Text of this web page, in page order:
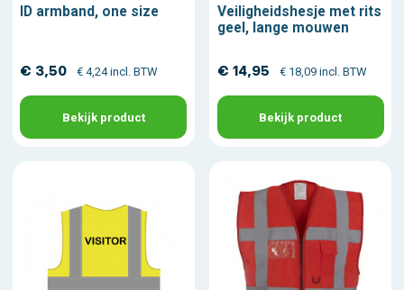
ID armband, one size
€ 3,50 € 4,24 incl. BTW
Bekijk product
Veiligheidshesje met rits
geel, lange mouwen
€ 14,95 € 18,09 incl. BTW
Bekijk product